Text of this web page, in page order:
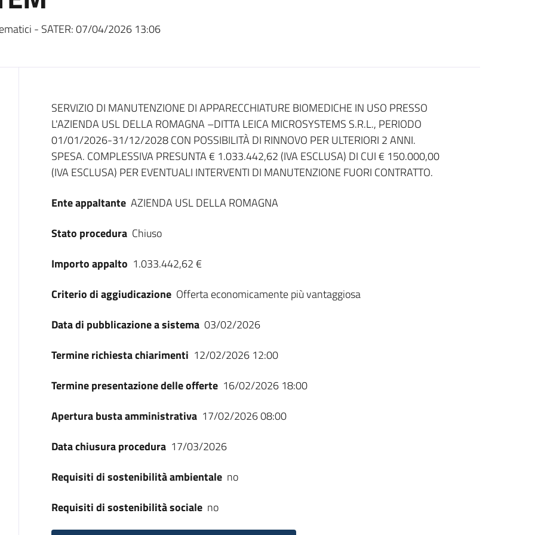
- SATER:07/04/2026 13:06
Dati del bando
SERVIZIO DI MANUTENZIONE DI APPARECCHIATURE BIOMEDICHE IN USO PRESSO
L'AZIENDA USL DELLA ROMAGNA –DITTA LEICA MICROSYSTEMS S.R.L., PERIODO
01/01/2026-31/12/2028 CON POSSIBILITÀ DI RINNOVO PER ULTERIORI 2 ANNI.
SPESA. COMPLESSIVA PRESUNTA € 1.033.442,62 (IVA ESCLUSA) DI CUI € 150.000,00
(IVA ESCLUSA) PER EVENTUALI INTERVENTI DI MANUTENZIONE FUORI CONTRATTO.
Ente appaltante AZIENDA USL DELLA ROMAGNA
Stato procedura Chiuso
Importo appalto 1.033.442,62 €
Criterio di aggiudicazione Offerta economicamente più vantaggiosa
Data di pubblicazione a sistema 03/02/2026
Termine richiesta chiarimenti 12/02/2026 12:00
Termine presentazione delle offerte 16/02/2026 18:00
Apertura busta amministrativa 17/02/2026 08:00
Data chiusura procedura 17/03/2026
Requisiti di sostenibilità ambientale no
Requisiti di sostenibilità sociale no